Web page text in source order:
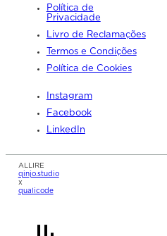
Política de
Privacidade
Livro de Reclamações
Termos e Condições
Política de Cookies
Instagram
Facebook
LinkedIn
ALLIRE
qinjo.studio
x
qualicode